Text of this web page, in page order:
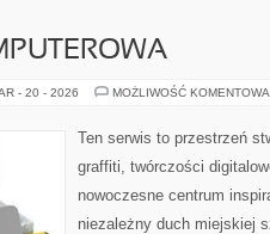
- 20 - 2026 MOŻLIWOŚĆ
Ten serwis to przestrzeń
graffiti, twórczości
nowoczesne centrum
niezależny duch miejskiej